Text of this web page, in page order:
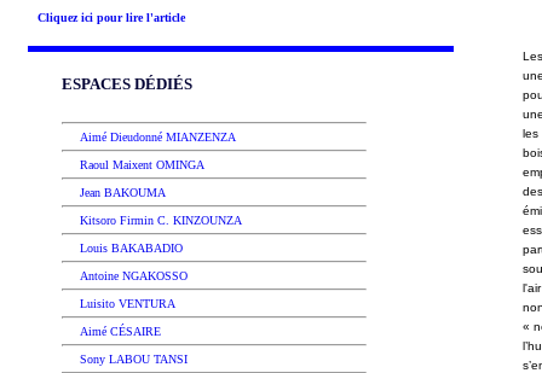
Cliquez ici pour lire l'article
ESPACES DÉDIÉS
Aimé Dieudonné MIANZENZA
Raoul Maixent OMINGA
Jean BAKOUMA
Kitsoro Firmin C. KINZOUNZA
Louis BAKABADIO
Antoine NGAKOSSO
Luisito VENTURA
Aimé CÉSAIRE
Sony LABOU TANSI
les
«